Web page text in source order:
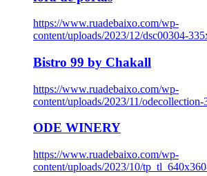
https://www.ruadebaixo.com/wp-
content/uploads/2023/12/dsc00304-
Bistro 99 by Chakall
https://www.ruadebaixo.com/wp-
content/uploads/2023/11/
ODE WINERY
https://www.ruadebaixo.com/wp-
content/uploads/2023/10/